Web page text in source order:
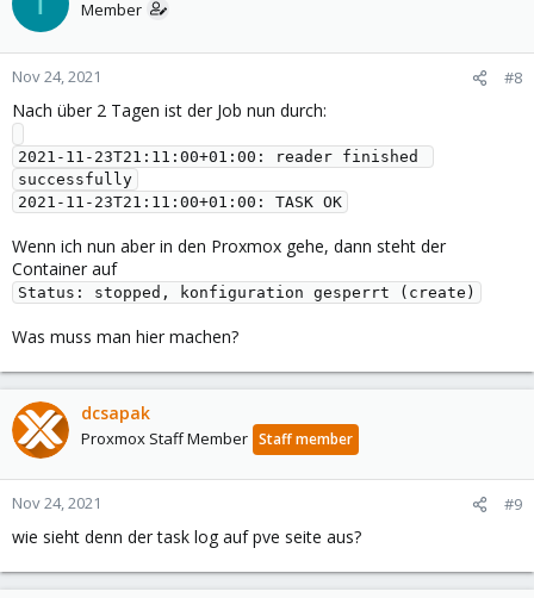
Member
Nov 24, 2021 #8
Nach über 2 Tagen ist der Job nun durch:
2021-11-23T21:11:00+01:00: reader finished
successfully
Wenn ich nun aber in den Proxmox gehe, dann steht der
Container auf
Status: stopped, konfiguration gesperrt (create)
Was muss man hier machen?
dcsapak
Proxmox Staff Member Staff member
Nov 24, 2021 #9
wie sieht denn der task log auf pve seite aus?